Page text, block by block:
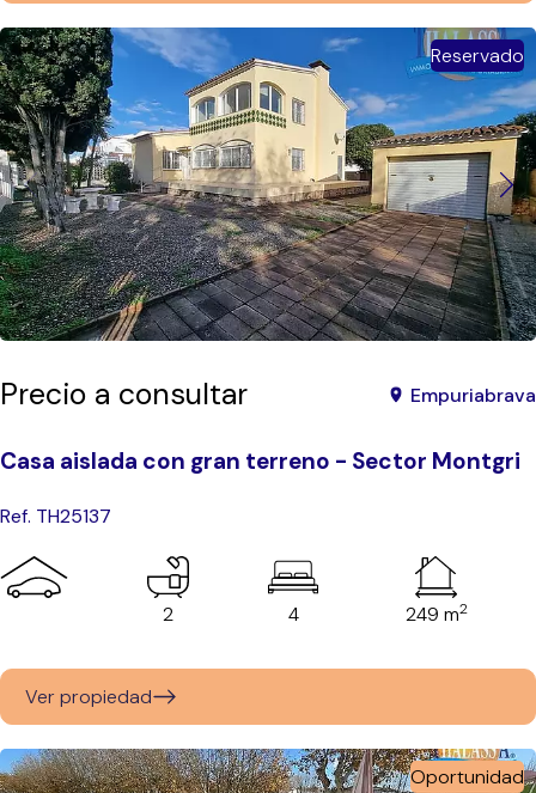
Reservado
Precio a consultar Empuriabrava
Casa aislada con gran terreno - Sector Montgri
Ref. TH25137
2 4 249 m2
Ver propiedad
Oportunidad